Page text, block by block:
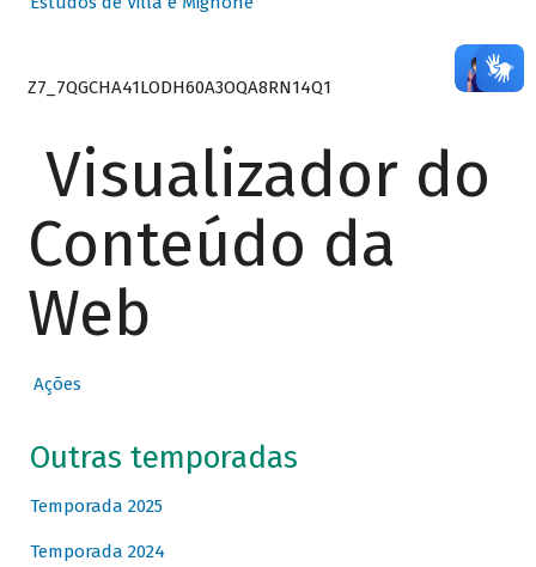
Z7_7QGCHA41LODH60A3OQA8RN14Q1
Visualizador do
Conteúdo da
Web
Ações
Outras temporadas
Temporada 2025
Temporada 2024